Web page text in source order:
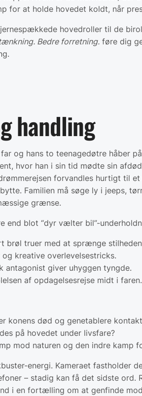
for at holde hovedet koldt, når
hovedroller til de
Bedre forretning. føre dig
handling
og hans to teenagedøtre håber
hvor han i sin tid mødte sin
forvandles hurtigt til
Familien må søge ly i jeeps,
grænse.
end blot “dyr vælter bil”-
brøl truer med at sprænge
kreative overlevelsestricks.
antagonist giver uhyggen tyngde.
af opdagelsesrejse midt i faren.
konens død og genetablere
på hovedet under livsfare?
mod naturen og den indre kamp
energi. Kameraet fastholder
– stadig kan få det sidste
i en fortælling om at genfinde